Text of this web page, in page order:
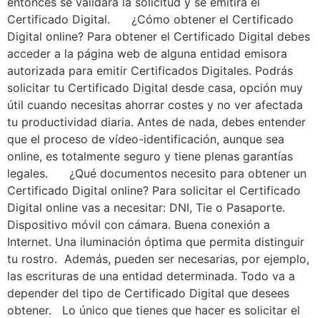
Certificado Digital. ¿Cómo obtener el Certificado
Digital online? Para obtener el Certificado Digital debes
acceder a la página web de alguna entidad emisora
autorizada para emitir Certificados Digitales. Podrás
solicitar tu Certificado Digital desde casa, opción muy
útil cuando necesitas ahorrar costes y no ver afectada
tu productividad diaria. Antes de nada, debes entender
que el proceso de vídeo-identificación, aunque sea
online, es totalmente seguro y tiene plenas garantías
legales. ¿Qué documentos necesito para obtener un
Certificado Digital online? Para solicitar el Certificado
Digital online vas a necesitar: DNI, Tie o Pasaporte.
Dispositivo móvil con cámara. Buena conexión a
Internet. Una iluminación óptima que permita distinguir
tu rostro. Además, pueden ser necesarias, por ejemplo,
las escrituras de una entidad determinada. Todo va a
depender del tipo de Certificado Digital que desees
obtener. Lo único que tienes que hacer es solicitar el